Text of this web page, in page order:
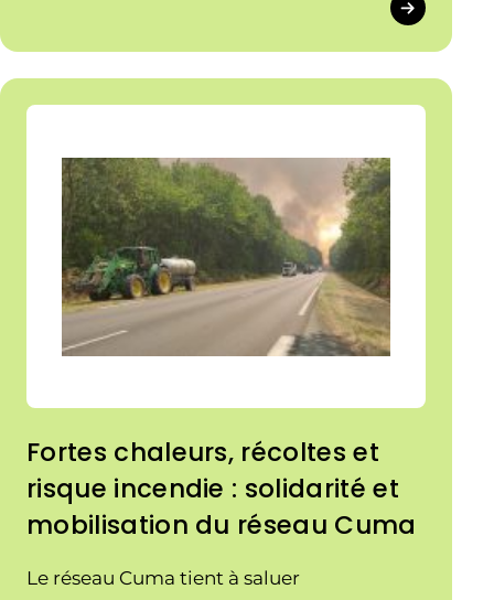
et 10 juin pour deux journées d’échanges à
Paris.
Fortes chaleurs, récoltes et
risque incendie : solidarité et
mobilisation du réseau Cuma
Le réseau Cuma tient à saluer